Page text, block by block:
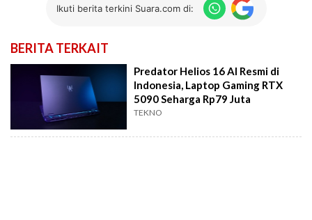
Ikuti berita terkini Suara.com di:
BERITA TERKAIT
Predator Helios 16 AI Resmi di
Indonesia, Laptop Gaming RTX
5090 Seharga Rp79 Juta
TEKNO